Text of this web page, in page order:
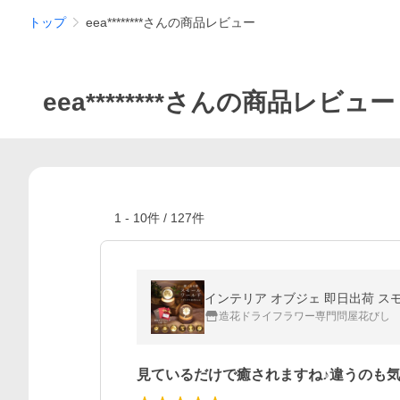
トップ eea********さんの商品レビュー
eea********さんの商品レビュー
1 - 10件 / 127件
造花ドライフラワー専門問屋花びし
見ているだけで癒されますね♪違うのも